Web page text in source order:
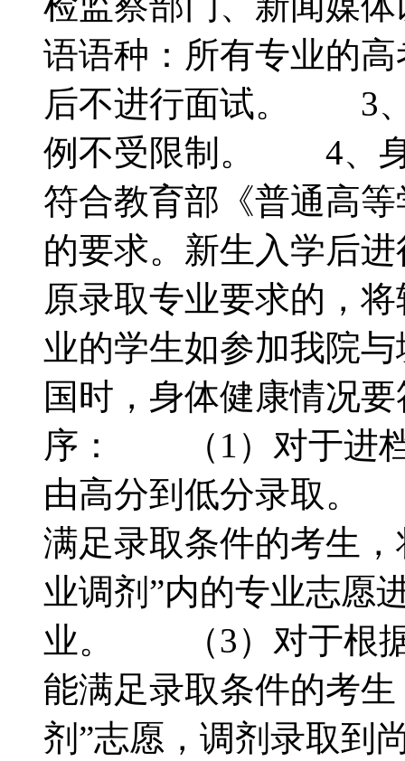
语语种：所有专业的
后不进行面试。 3、
例不受限制。 4、身
符合教育部《普通高
的要求。新生入学后
原录取专业要求的，
业的学生如参加我院
国时，身体健康情况
序： （1）对于进档
由高分到低分录取。
满足录取条件的考生
业调剂”内的专业志愿
业。 （3）对于根据
能满足录取条件的考
剂”志愿，调剂录取